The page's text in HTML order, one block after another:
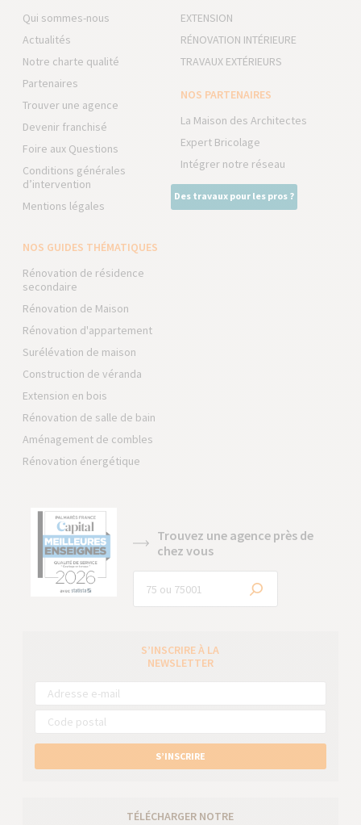
Qui sommes-nous
Actualités
Notre charte qualité
Partenaires
Trouver une agence
Devenir franchisé
Foire aux Questions
Conditions générales
d’intervention
Mentions légales
EXTENSION
RÉNOVATION INTÉRIEURE
TRAVAUX EXTÉRIEURS
NOS PARTENAIRES
La Maison des Architectes
Expert Bricolage
Intégrer notre réseau
Des travaux pour les pros ?
NOS GUIDES THÉMATIQUES
Rénovation de résidence
secondaire
Rénovation de Maison
Rénovation d'appartement
Surélévation de maison
Construction de véranda
Extension en bois
Rénovation de salle de bain
Aménagement de combles
Rénovation énergétique
Trouvez une agence près de
chez vous
S’INSCRIRE À LA
NEWSLETTER
S’INSCRIRE
TÉLÉCHARGER NOTRE